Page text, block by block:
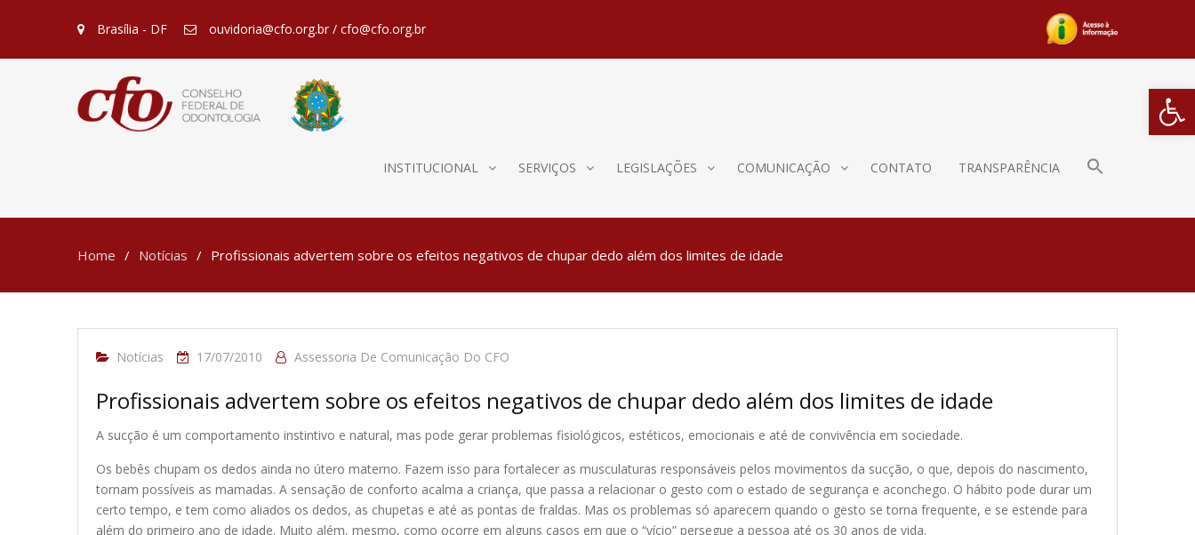
Barra de
Brasília - DF ouvidoria@cfo.org.br / cfo@cfo.org.br
INSTITUCIONAL SERVIÇOS LEGISLAÇÕES COMUNICAÇÃO CONTATO TRANSPARÊNCIA
Home Notícias Profissionais advertem sobre os efeitos negativos de chupar dedo além dos limites de idade
Notícias 17/07/2010 Assessoria De Comunicação Do CFO
Profissionais advertem sobre os efeitos negativos de chupar dedo além dos limites de idade
A sucção é um comportamento instintivo e natural, mas pode gerar problemas fisiológicos, estéticos, emocionais e até de convivência em sociedade.
Os bebês chupam os dedos ainda no útero materno. Fazem isso para fortalecer as musculaturas responsáveis pelos movimentos da sucção, o que, depois do nascimento,
tornam possíveis as mamadas. A sensação de conforto acalma a criança, que passa a relacionar o gesto com o estado de segurança e aconchego. O hábito pode durar um
certo tempo, e tem como aliados os dedos, as chupetas e até as pontas de fraldas. Mas os problemas só aparecem quando o gesto se torna frequente, e se estende para
além do primeiro ano de idade. Muito além, mesmo, como ocorre em alguns casos em que o “vício” persegue a pessoa até os 30 anos de vida.